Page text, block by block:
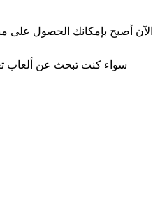
الآن أصبح بإمكانك الحصول على
سواء كنت تبحث عن ألعاب